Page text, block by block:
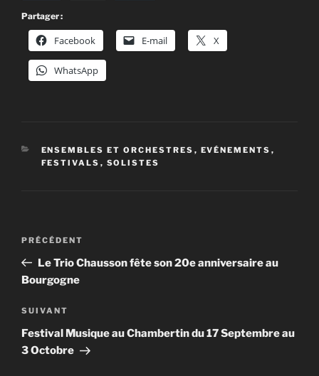
Partager :
Facebook E-mail X
WhatsApp
CATÉGORIES
ENSEMBLES ET ORCHESTRES , EVÉNEMENTS ,
FESTIVALS , SOLISTES
Navigation
l’article
Article
précédent
PRÉCÉDENT
Le Trio Chausson fête son 20e anniversaire au
Bourgogne
Article
suivant
SUIVANT
Festival Musique au Chambertin du 17 Septembre au
3 Octobre